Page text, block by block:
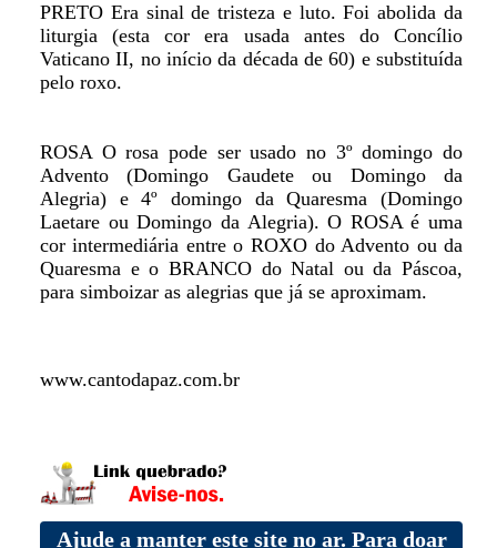
PRETO Era sinal de tristeza e luto. Foi abolida da
liturgia (esta cor era usada antes do Concílio
Vaticano II, no início da década de 60) e substituída
pelo roxo.
ROSA O rosa pode ser usado no 3º domingo do
Advento (Domingo Gaudete ou Domingo da
Alegria) e 4º domingo da Quaresma (Domingo
Laetare ou Domingo da Alegria). O ROSA é uma
cor intermediária entre o ROXO do Advento ou da
Quaresma e o BRANCO do Natal ou da Páscoa,
para simboizar as alegrias que já se aproximam.
www.cantodapaz.com.br
Ajude a manter este site no ar. Para doar